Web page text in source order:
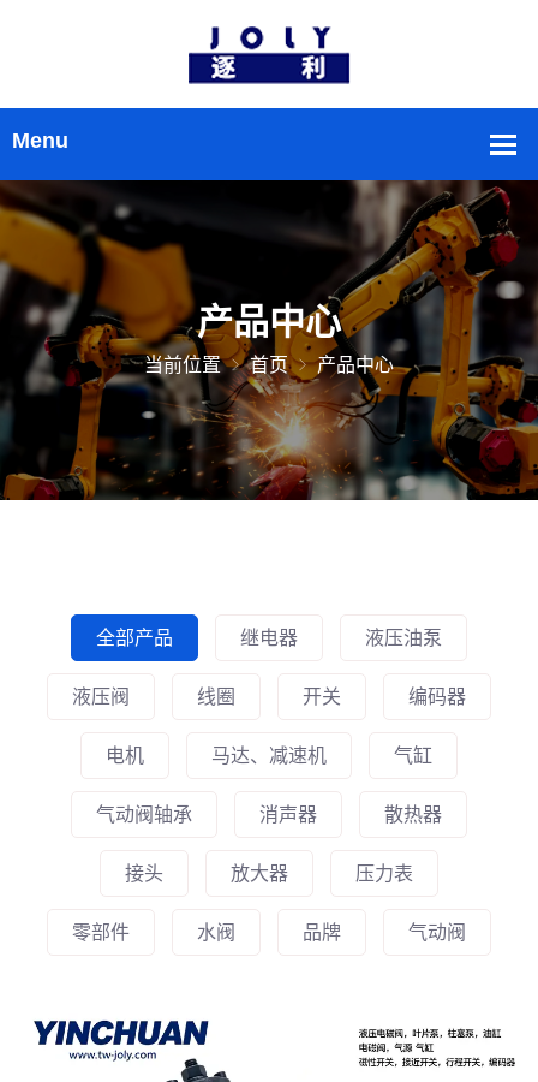
产品中心
当前位置 首页 产品中心
全部产品 继电器 液压油泵
液压阀 线圈 开关 编码器
电机 马达、减速机 气缸
气动阀轴承 消声器 散热器
接头 放大器 压力表
零部件 水阀 品牌 气动阀